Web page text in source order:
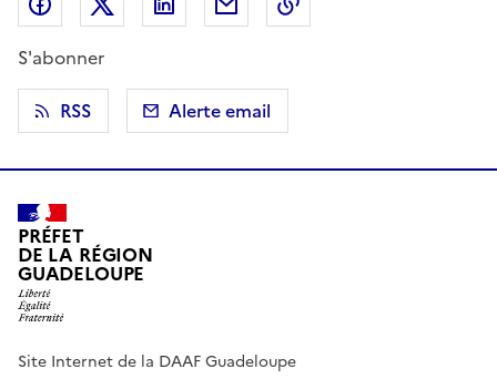
S'abonner
RSS
Alerte email
PRÉFET
DE LA RÉGION
GUADELOUPE
Site Internet de la DAAF Guadeloupe